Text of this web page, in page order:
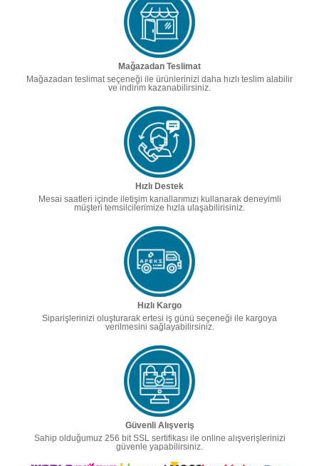
Mağazadan Teslimat
Mağazadan teslimat seçeneği ile ürünlerinizi daha hızlı teslim alabilir
ve indirim kazanabilirsiniz.
Hızlı Destek
Mesai saatleri içinde iletişim kanallarımızı kullanarak deneyimli
müşteri temsilcilerimize hızla ulaşabilirisiniz.
Hızlı Kargo
Siparişlerinizi oluşturarak ertesi iş günü seçeneği ile kargoya
verilmesini sağlayabilirsiniz.
Güvenli Alışveriş
Sahip olduğumuz 256 bit SSL sertifikası ile online alışverişlerinizi
güvenle yapabilirsiniz.